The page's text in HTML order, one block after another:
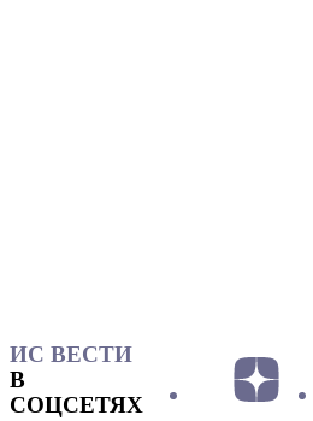
ИС ВЕСТИ
В
СОЦСЕТЯХ